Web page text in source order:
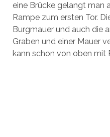
eine Brücke gelangt man
Rampe zum ersten Tor.
Burgmauer und auch die
Graben und einer Mauer
kann schon von oben mit